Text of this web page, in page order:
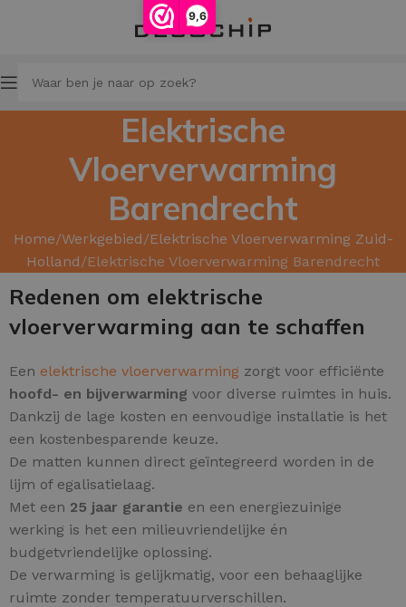
9,6
Elektrische
Vloerverwarming
Barendrecht
Home Werkgebied Elektrische Vloerverwarming Zuid-
Holland Elektrische Vloerverwarming Barendrecht
Redenen om elektrische
vloerverwarming aan te schaffen
Een elektrische vloerverwarming zorgt voor efficiënte
hoofd- en bijverwarming voor diverse ruimtes in huis.
Dankzij de lage kosten en eenvoudige installatie is het
een kostenbesparende keuze.
De matten kunnen direct geïntegreerd worden in de
lijm of egalisatielaag.
Met een 25 jaar garantie en een energiezuinige
werking is het een milieuvriendelijke én
budgetvriendelijke oplossing.
De verwarming is gelijkmatig, voor een behaaglijke
ruimte zonder temperatuurverschillen.